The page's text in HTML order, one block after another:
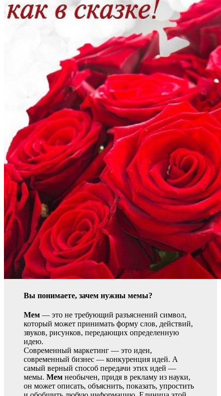
Вы понимаете, зачем нужны мемы?
Мем — это не требующий разъяснений символ,
который может принимать форму слов, действий,
звуков, рисунков, передающих определенную
идею.
Современный маркетинг — это идеи,
современный бизнес — конкуренция идей. А
самый верный способ передачи этих идей —
мемы. Мем необычен, придя в рекламу из науки,
он может описать, объяснить, показать, упростить